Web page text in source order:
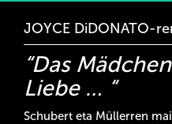
JOYCE DiDONATO-
“Das
Liebe … “
Schubert eta Müllerren